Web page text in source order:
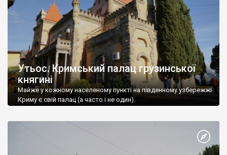
Утьос. Кримський палац грузинської
княгині
Майже у кожному населеному пункті на південному узбережжі
Криму є свій палац (а часто і не один).